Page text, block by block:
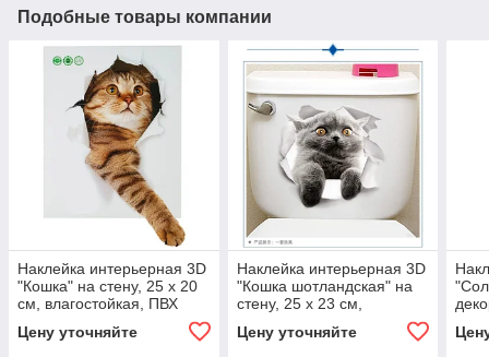
Подобные товары компании
Наклейка интерьерная 3D
"Кошка" на стену, 25 х 20
см, влагостойкая, ПВХ
Цену уточняйте
Наклейка интерьерная 3D
"Кошка шотландская" на
стену, 25 х 23 см,
Цену уточняйте